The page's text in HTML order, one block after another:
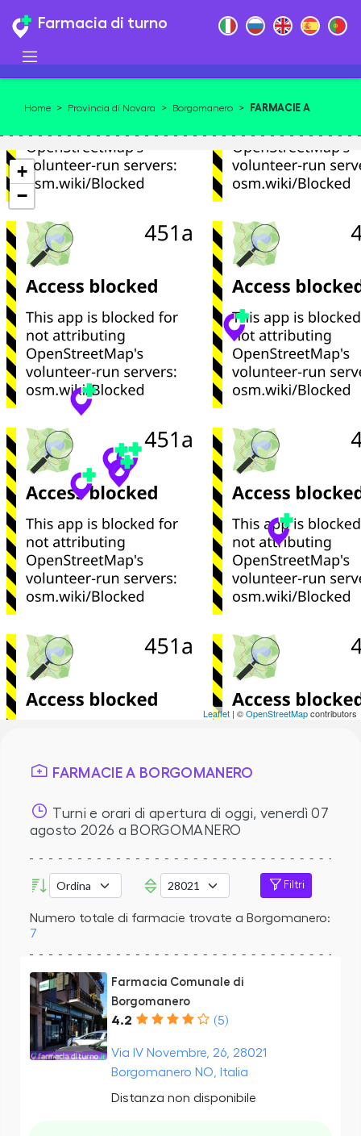
Farmacia di turno
Home > Provincia di Novara > Borgomanero >
FARMACIE A
+
−
Leaflet | ©OpenStreetMapcontributors
FARMACIE A BORGOMANERO
Turni e orari di apertura di oggi, venerdì 07
agosto 2026 a BORGOMANERO
Filtri
Numero totale di farmacie trovate a Borgomanero:
7
Farmacia Comunale di
Borgomanero
4.2 (5)
Via IV Novembre, 26, 28021
Borgomanero NO, Italia
Distanza non disponibile